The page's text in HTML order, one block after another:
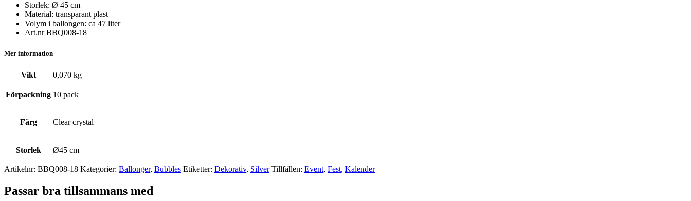
Storlek: Ø 45 cm
Material: transparant plast
Volym i ballongen: ca 47 liter
Art.nr BBQ008-18
Mer information
Vikt 0,070 kg
Förpackning 10 pack
Färg Clear crystal
Storlek Ø45 cm
Artikelnr: BBQ008-18 Kategorier: Ballonger, Bubbles Etiketter: Dekorativ, Silver Tillfällen: Event, Fest, Kalender
Passar bra tillsammans med